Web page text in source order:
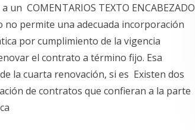
un COMENTARIOS TEXTO ENCABEZADO
no permite una adecuada incorporación
por cumplimiento de la vigencia
el contrato a término fijo. Esa
la cuarta renovación, si es Existen dos
de contratos que confieran a la parte